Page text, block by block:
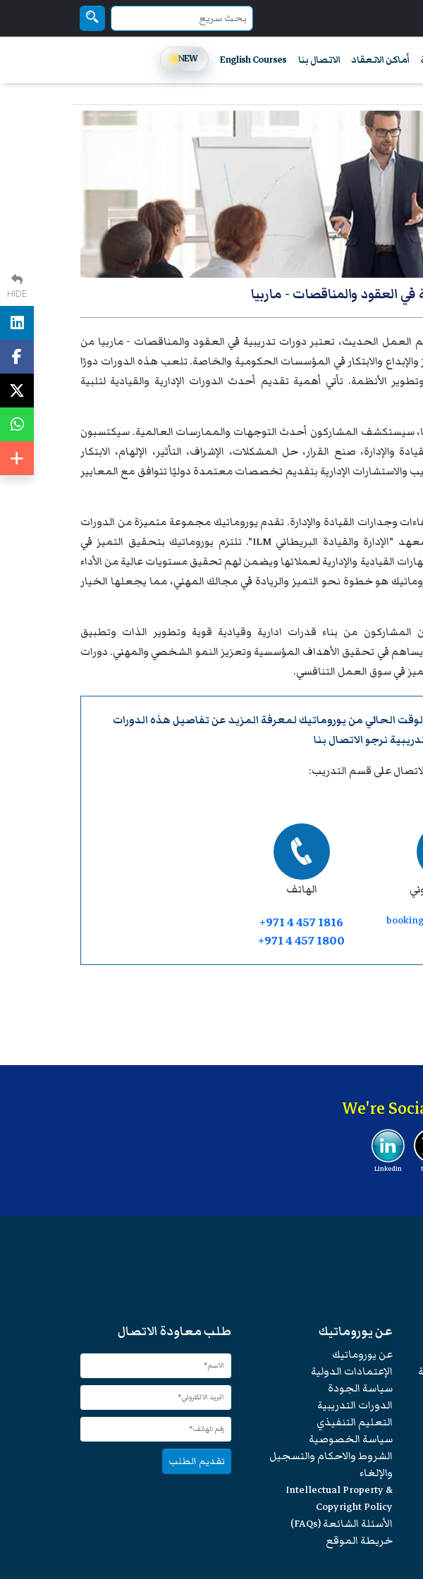
أماكن الانعقاد الاتصال بنا English Courses
NEW
في العقود والمناقصات - ماربيا
العمل الحديث، تعتبر دورات تدريبية في العقود والمناقصات - ماربيا من
والابتكار في المؤسسات الحكومية والخاصة. تلعب هذه الدورات دورًا
الأنظمة. تأتي أهمية تقديم أحدث الدورات الإدارية والقيادية لتلبية
سيستكشف المشاركون أحدث التوجهات والممارسات العالمية. سيكتسبون
والإدارة، صنع القرار، حل المشكلات، الإشراف، التأثير، الإلهام، الابتكار
والاستشارات الإدارية بتقديم تخصصات معتمدة دوليًا تتوافق مع المعايير
وجدارات القيادة والإدارة. تقدم يوروماتيك مجموعة متميزة من الدورات
التدريبية والندوات والمؤتمرات المعتمدة دوليًا من معهد "الإدارة والقيادة البريطاني ILM". تلتزم يوروماتيك بتحقيق التميز في
القيادية والإدارية لعملائها ويضمن لهم تحقيق مستويات عالية من الأداء
هو خطوة نحو التميز والريادة في مجالك المهني، مما يجعلها الخيار
من بناء قدرات ادارية وقيادية قوية وتطوير الذات وتطبيق
يساهم في تحقيق الأهداف المؤسسية وتعزيز النمو الشخصي والمهني. دورات
في سوق العمل التنافسي.
الحالي منيوروماتيكلمعرفة المزيد عن تفاصيل هذه الدورات
نرجوالاتصال بنا
على قسم التدريب:
الهاتف
+971 4 457 1816
+971 4 457 1800
We're
Linkedin
عن يوروماتيك
عن يوروماتيك
الإعتمادات الدولية
سياسة الجودة
الدورات التدريبية
التعليم التنفيذي
سياسة الخصوصية
الشروط والاحكام والتسجيل
والإلغاء
Intellectual Property &
Copyright Policy
الأسئلة الشائعة (FAQs)
خريطة الموقع
طلب معاودة الاتصال
تقديم الطلب
HIDE